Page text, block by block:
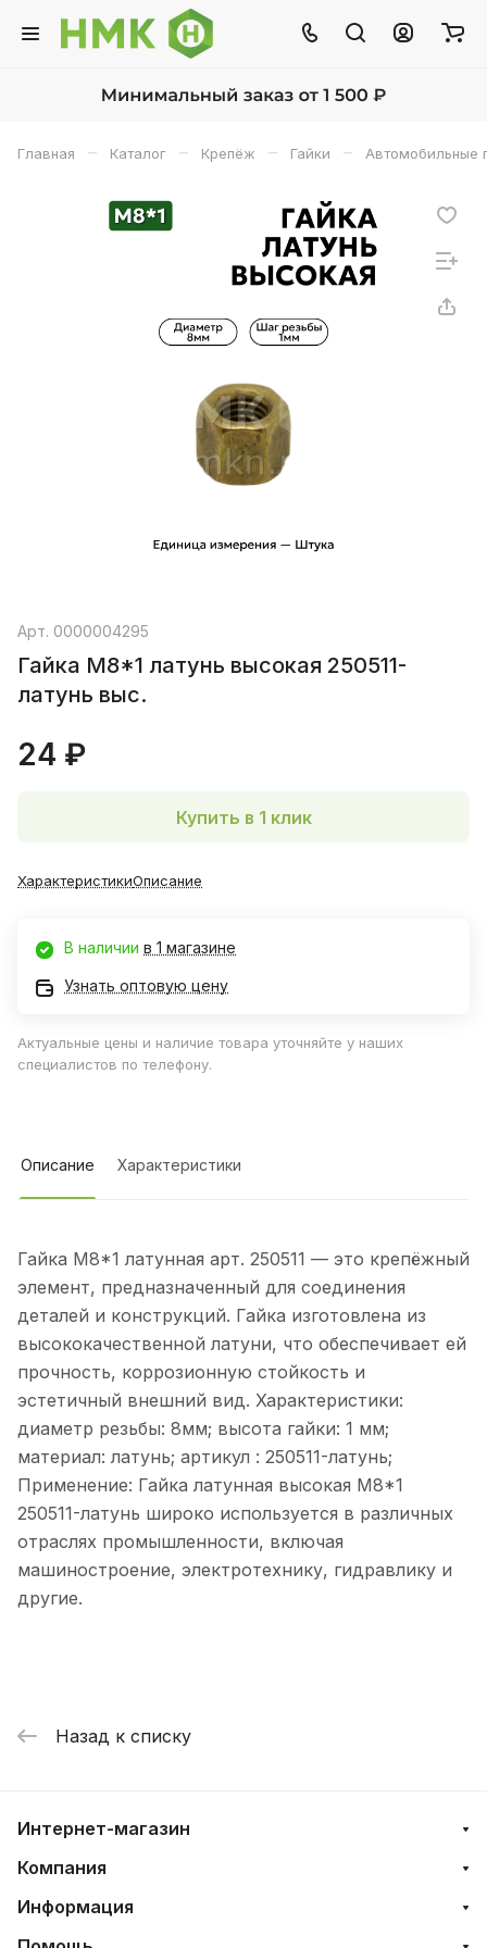
Главная – Каталог – Крепёж – Гайки – Автомобильные
Арт. 0000004295
Гайка М8*1 латунь высокая 250511-
латунь выс.
24 ₽
Купить в 1 клик
ХарактеристикиОписание
В наличии в 1 магазине
Узнать оптовую цену
Актуальные цены и наличие товара уточняйте у наших
специалистов по телефону.
Описание Характеристики
Гайка М8*1 латунная арт. 250511 — это крепёжный
элемент, предназначенный для соединения
деталей и конструкций. Гайка изготовлена из
высококачественной латуни, что обеспечивает ей
прочность, коррозионную стойкость и
эстетичный внешний вид. Характеристики:
диаметр резьбы: 8мм; высота гайки: 1 мм;
материал: латунь; артикул : 250511-латунь;
Применение: Гайка латунная высокая М8*1
250511-латунь широко используется в различных
отраслях промышленности, включая
машиностроение, электротехнику, гидравлику и
другие.
Назад к списку
Интернет-магазин
Компания
Информация